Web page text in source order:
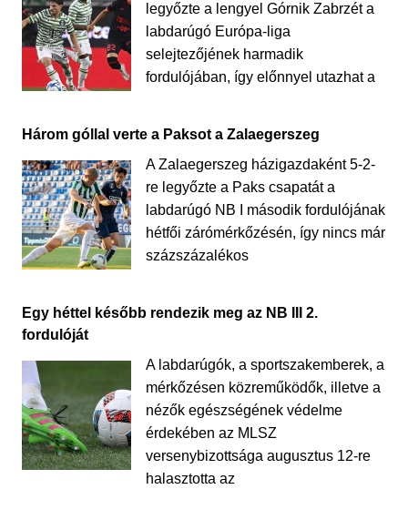
legyőzte a lengyel Górnik Zabrzét a
labdarúgó Európa-liga
selejtezőjének harmadik
fordulójában, így előnnyel utazhat a
Három góllal verte a Paksot a Zalaegerszeg
A Zalaegerszeg házigazdaként 5-2-
re legyőzte a Paks csapatát a
labdarúgó NB I második fordulójának
hétfői zárómérkőzésén, így nincs már
százszázalékos
Egy héttel később rendezik meg az NB III 2.
fordulóját
A labdarúgók, a sportszakemberek, a
mérkőzésen közreműködők, illetve a
nézők egészségének védelme
érdekében az MLSZ
versenybizottsága augusztus 12-re
halasztotta az